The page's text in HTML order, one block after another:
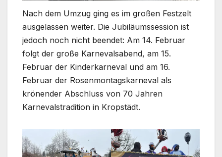
Nach dem Umzug ging es im großen Festzelt
ausgelassen weiter. Die Jubiläumssession ist
jedoch noch nicht beendet: Am 14. Februar
folgt der große Karnevalsabend, am 15.
Februar der Kinderkarneval und am 16.
Februar der Rosenmontagskarneval als
krönender Abschluss von 70 Jahren
Karnevalstradition in Kropstädt.